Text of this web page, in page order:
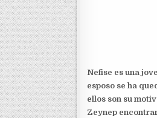
Nefise es una
esposo se ha
ellos son su
Zeynep